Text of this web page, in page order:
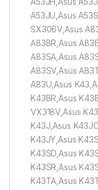
A53JU,Asus
SX306V,Asus
A83BR,Asus
A83SA,Asus
A83SV,Asus
A83U,Asus
K43BR,Asus
VX318V,Asus
K43J,Asus
K43JY,Asus
K43SD,Asus
K43SR,Asus
K43TA,Asus